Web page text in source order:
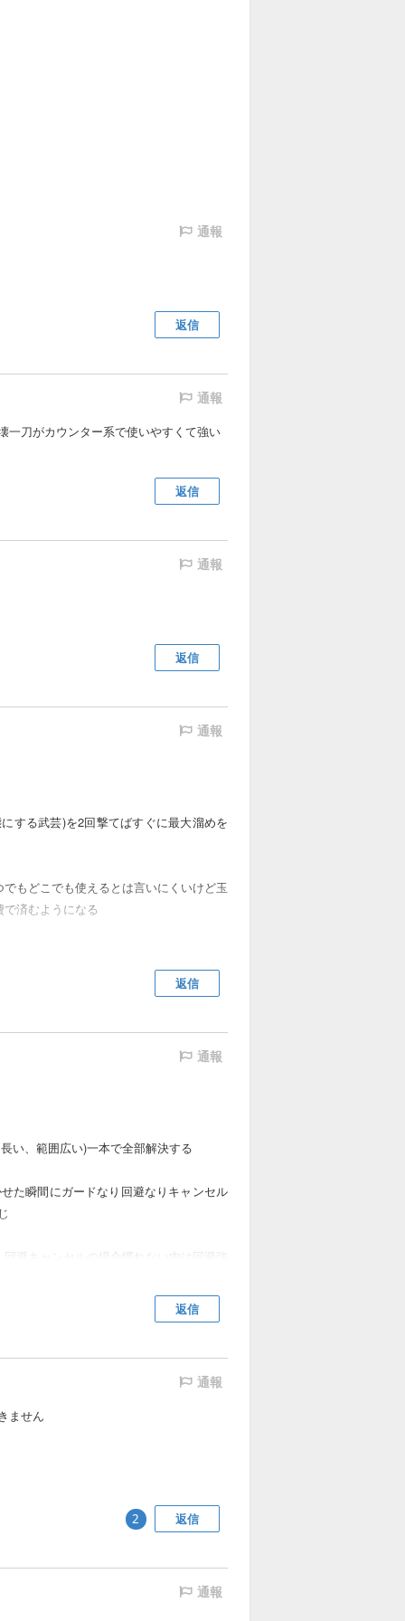
通報
返信
通報
一刀がカウンター系で使いやすくて強い
返信
通報
返信
通報
する武芸)を2回撃てばすぐに最大溜めを
もどこでも使えるとは言いにくいけど玉
済むようになる
収支はプラスにすらなるため延々とルー
返信
通報
い、範囲広い)一本で全部解決する
た瞬間にガードなり回避なりキャンセル
避キャンセルの場合慣れない内は回避強
返信
通報
ません
返信
2
通報